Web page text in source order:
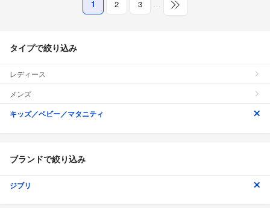
1 2 3 …
タイプで絞り込み
レディース
メンズ
キッズ／ベビー／マタニティ
ブランドで絞り込み
ジブリ